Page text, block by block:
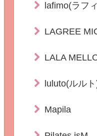
lafimo(ラフ
LAGREE
LALA
luluto(ルル
Mapila